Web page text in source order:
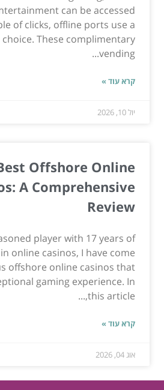
can be accessed
of clicks, offline ports use a
These complimentary
vending...
קרא עוד »
יול 10, 2026
Offshore Online
A Comprehensive
Review
player with 17 years of
online casinos, I have come
offshore online casinos that
gaming experience. In
this article,...
קרא עוד »
אוג 04, 2026